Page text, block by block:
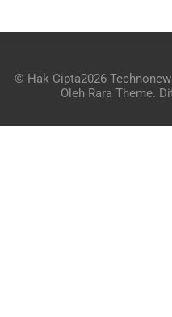
© Hak Cipta2026
Oleh Rara Theme.